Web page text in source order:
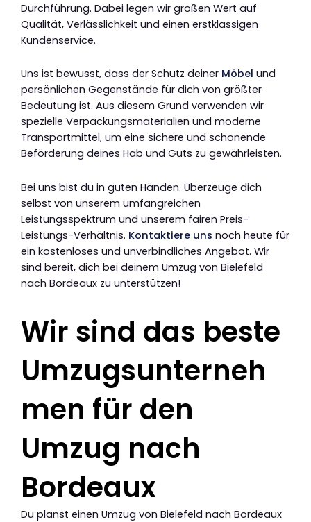
Durchführung. Dabei legen wir großen Wert auf
Qualität, Verlässlichkeit und einen erstklassigen
Kundenservice.
Uns ist bewusst, dass der Schutz deiner Möbel und
persönlichen Gegenstände für dich von größter
Bedeutung ist. Aus diesem Grund verwenden wir
spezielle Verpackungsmaterialien und moderne
Transportmittel, um eine sichere und schonende
Beförderung deines Hab und Guts zu gewährleisten.
Bei uns bist du in guten Händen. Überzeuge dich
selbst von unserem umfangreichen
Leistungsspektrum und unserem fairen Preis-
Leistungs-Verhältnis. Kontaktiere uns noch heute für
ein kostenloses und unverbindliches Angebot. Wir
sind bereit, dich bei deinem Umzug von Bielefeld
nach Bordeaux zu unterstützen!
Wir sind das beste
Umzugsunterneh
men für den
Umzug nach
Bordeaux
Du planst einen Umzug von Bielefeld nach Bordeaux